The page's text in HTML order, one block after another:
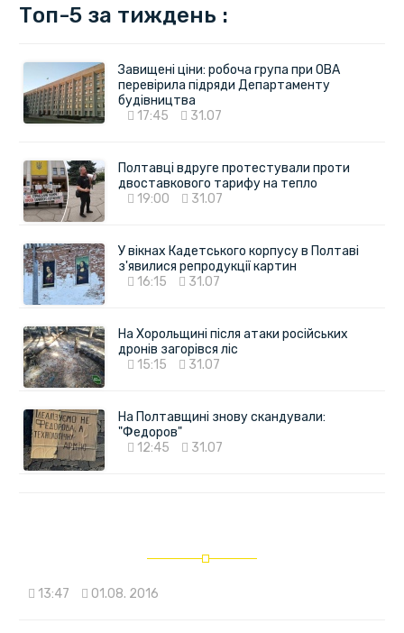
Топ-5 за тиждень :
Завищені ціни: робоча група при ОВА
перевірила підряди Департаменту
будівництва
17:45
31.07
Полтавці вдруге протестували проти
двоставкового тарифу на тепло
19:00
31.07
У вікнах Кадетського корпусу в Полтаві
з'явилися репродукції картин
16:15
31.07
На Хорольщині після атаки російських
дронів загорівся ліс
15:15
31.07
На Полтавщині знову скандували:
"Федоров"
12:45
31.07
13:47 01.08. 2016